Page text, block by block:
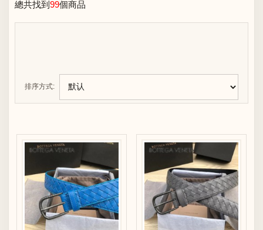
總共找到 99個商品
排序方式: